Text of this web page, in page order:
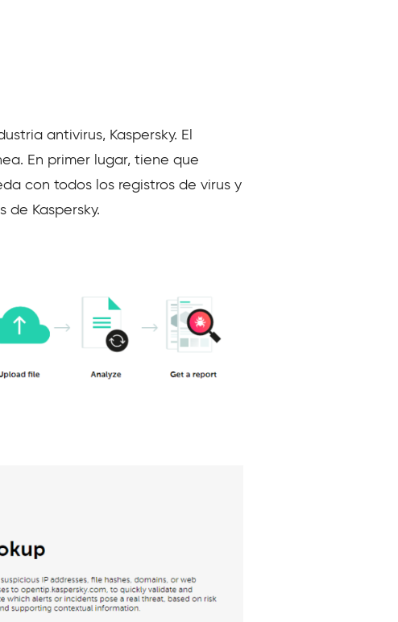
antivirus, Kaspersky. El
En primer lugar, tiene que
con todos los registros de virus y
de Kaspersky.